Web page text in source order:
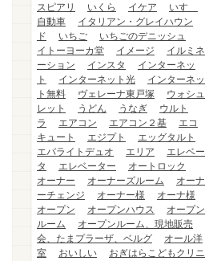
スピアリ
いくら イケア
いすゞ
自動車
イタリアン・グレイハウン
ド
いちご
いちごのデニッシュ
イトーヨーカ堂
イメージ
イルミネ
ーション
インスタ
インターネッ
ト
インターネット光
インターネッ
ト無料
ヴェレーナ東戸塚
ウォシュ
レット
うどん うなぎ
ウルト
ラ
エアコン エアコン２基
エコ
キュート
エジプト
エッグタルト
エバライトデュオ
エリア
エレベー
タ
エレベーター
オートロック
オーナー
オーナーズルーム
オーナ
ーチェンジ
オーナー様
オーナ様
オープン
オープンハウス
オープン
ルーム
オープンルーム、現地販売
会、たまプラーザ、ベルグ
オール洋
室
おいしい
おぎはらこどもクリニ